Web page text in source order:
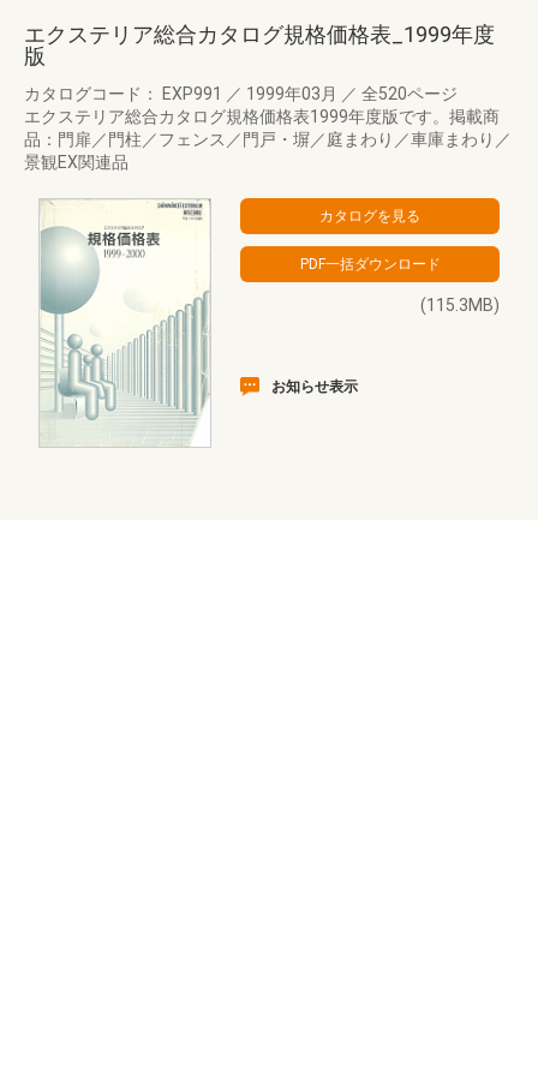
エクステリア総合カタログ規格価格表_1999年度
版
カタログコード： EXP991 ／ 1999年03月 ／ 全520ページ
エクステリア総合カタログ規格価格表1999年度版です。掲載商
品：門扉／門柱／フェンス／門戸・塀／庭まわり／車庫まわり／
景観EX関連品
(115.3MB)
お知らせ表示